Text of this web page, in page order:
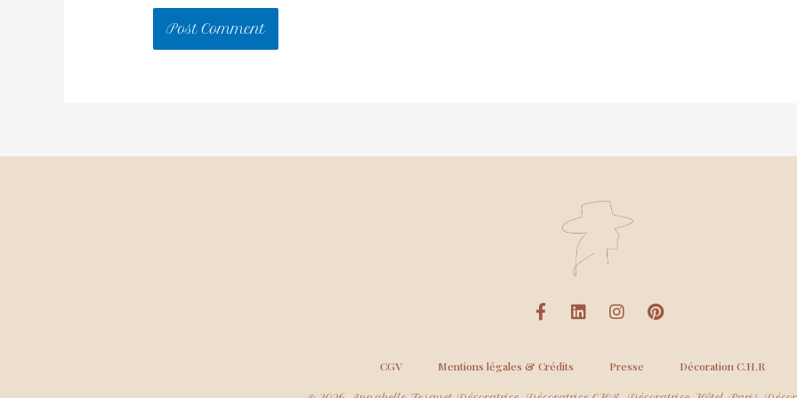
CGV Mentions légales & Crédits Presse Décoration C.H.R